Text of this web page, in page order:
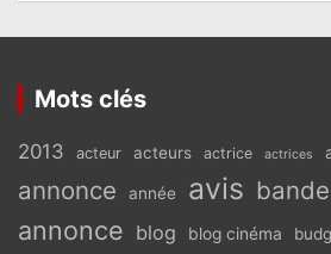
Mots clés
2013 acteur acteurs actrice actrices
annonce année avis bande
annonce blog blog cinéma